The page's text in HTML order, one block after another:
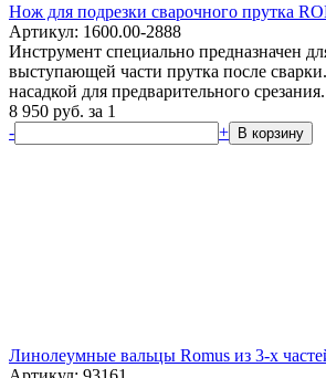
Нож для подрезки сварочного прутка
Артикул: 1600.00-2888
Инструмент специально предназначен
выступающей части прутка после
насадкой для предварительного срезания.
8 950 руб. за 1
-
+ В корзину
Линолеумные вальцы Romus из 3-х